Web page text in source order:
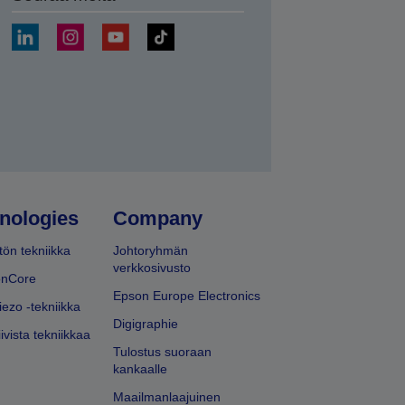
tekniikka
-tekniikka
tekniikkaa
Company
Johtoryhmän
verkkosivusto
Epson Europe Electronics
Digigraphie
Tulostus suoraan
kankaalle
Maailmanlaajuinen